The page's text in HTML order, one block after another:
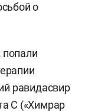
о
равидасвир
С («Химрар